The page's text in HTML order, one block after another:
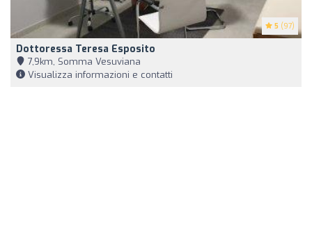
5 (97)
Dottoressa Teresa Esposito
7,9km, Somma Vesuviana
Visualizza informazioni e contatti